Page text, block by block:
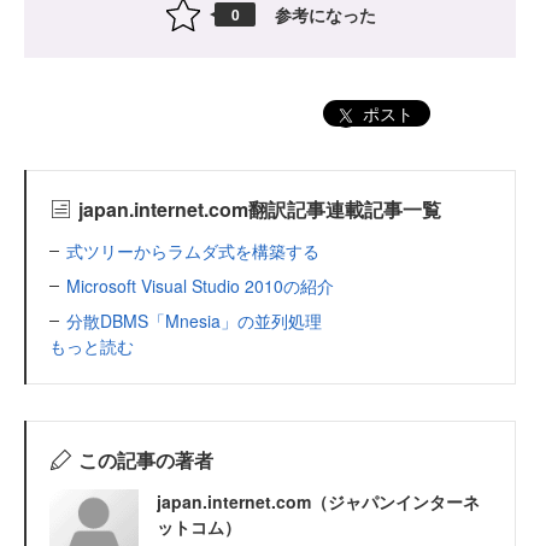
0 参考になった
ポスト
japan.internet.com翻訳記事連載記事一覧
式ツリーからラムダ式を構築する
Microsoft Visual Studio 2010の紹介
分散DBMS「Mnesia」の並列処理
もっと読む
この記事の著者
japan.internet.com（ジャパンインターネ
ットコム）